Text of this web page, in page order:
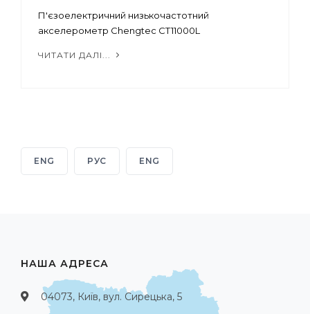
П'єзоелектричний низькочастотний
акселерометр Chengtec CT11000L
ЧИТАТИ ДАЛІ...
ENG РУС ENG
НАША АДРЕСА
04073, Київ, вул. Сирецька, 5